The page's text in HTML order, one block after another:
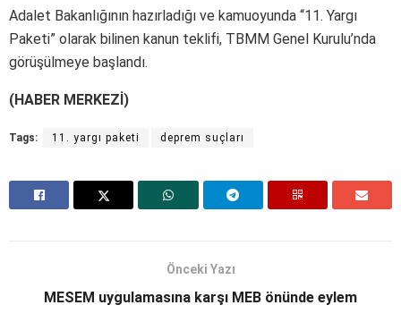
Adalet Bakanlığının hazırladığı ve kamuoyunda “11. Yargı
Paketi” olarak bilinen kanun teklifi, TBMM Genel Kurulu’nda
görüşülmeye başlandı.
(HABER MERKEZİ)
Tags: 11. yargı paketi deprem suçları
Önceki Yazı
MESEM uygulamasına karşı MEB önünde eylem